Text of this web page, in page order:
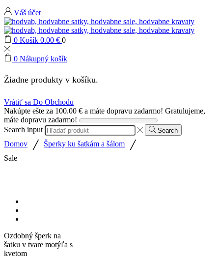
Váš účet
0 Košík 0.00 € 0
0 Nákupný košík
Žiadne produkty v košíku.
Vrátiť sa Do Obchodu
Nakúpte ešte za 100.00 € a máte dopravu zadarmo! Gratulujeme,
máte dopravu zadarmo!
Search input
Search
Domov / Šperky ku šatkám a šálom /
Sale
Ozdobný šperk na
šatku v tvare motýľa s
kvetom